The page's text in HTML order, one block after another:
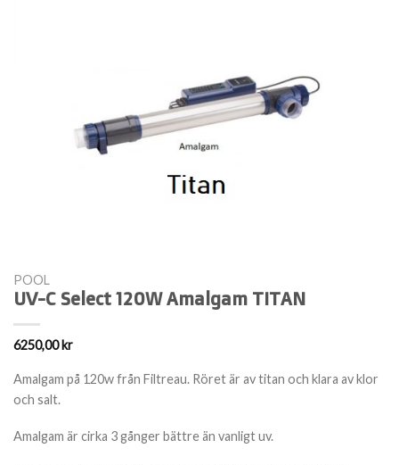
POOL
UV-C Select 120W Amalgam TITAN
6250,00kr
Amalgam på 120w från Filtreau. Röret är av titan och klara av klor
och salt.
Amalgam är cirka 3 gånger bättre än vanligt uv.